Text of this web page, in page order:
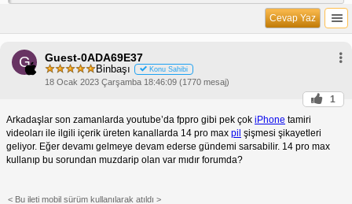
Cevap Yaz
G Guest-0ADA69E37
Binbaşı Konu Sahibi
18 Ocak 2023 Çarşamba 18:46:09 (1770 mesaj)
1
Arkadaşlar son zamanlarda youtube’da fppro gibi pek çok iPhone tamiri
videoları ile ilgili içerik üreten kanallarda 14 pro max pil şişmesi şikayetleri
geliyor. Eğer devamı gelmeye devam ederse gündemi sarsabilir. 14 pro max
kullanıp bu sorundan muzdarip olan var mıdır forumda?
< Bu ileti mobil sürüm kullanılarak atıldı >